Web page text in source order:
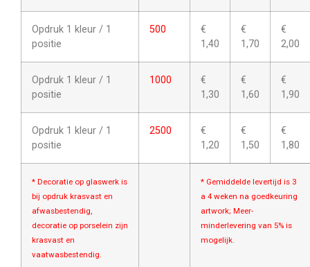
Opdruk 1 kleur / 1
positie
500
€
1,40
€
1,70
€
2,00
Opdruk 1 kleur / 1
positie
1000
€
1,30
€
1,60
€
1,90
Opdruk 1 kleur / 1
positie
2500
€
1,20
€
1,50
€
1,80
* Decoratie op glaswerk is
bij opdruk krasvast en
afwasbestendig,
decoratie op porselein zijn
krasvast en
vaatwasbestendig.
* Gemiddelde levertijd is 3
a 4 weken na goedkeuring
artwork; Meer-
minderlevering van 5% is
mogelijk.